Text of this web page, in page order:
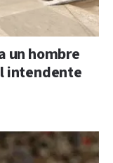
un hombre
intendente